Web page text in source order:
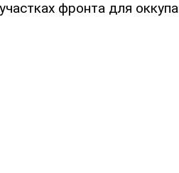
фронта для